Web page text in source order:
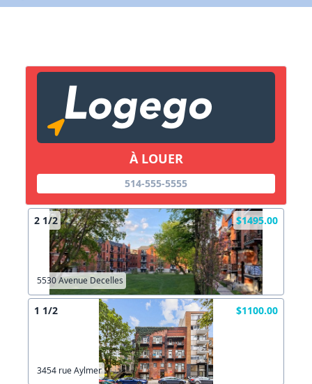
À LOUER
514-555-5555
2 1/2 $1495.00
5530 Avenue Decelles
1 1/2 $1100.00
3454 rue Aylmer
Lien vers inscription (sera inclus dans courriel)
Copier lien
X Fermer
X Fermer